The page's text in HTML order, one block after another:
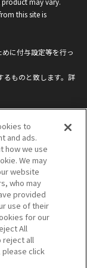
this site is
に付与設定等を行っ
ものと致します。詳
or Share My
Information
メディアポリシー
せ
to
and ads.
how we use
We may
website
who may
provided
use of their
for our
All
reject all
click